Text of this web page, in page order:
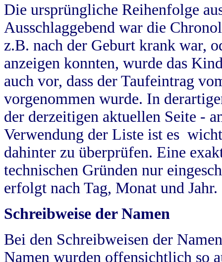
Die ursprüngliche Reihenfolge
Ausschlaggebend war die
z.B. nach der Geburt krank war,
anzeigen konnten, wurde das
auch vor, dass der Taufeintrag
vorgenommen wurde. In
der derzeitigen aktuellen Seite -
Verwendung der Liste ist es
dahinter zu überprüfen. Eine
technischen Gründen nur
erfolgt nach Tag, Monat und Jahr.
Schreibweise der Namen
Bei den Schreibweisen der
Namen wurden offensichtlich so